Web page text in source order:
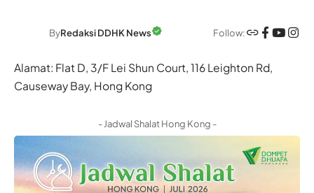
ByRedaksi DDHK News Follow:
Alamat: Flat D, 3/F Lei Shun Court, 116 Leighton Rd,
Causeway Bay, Hong Kong
- Jadwal Shalat Hong Kong -